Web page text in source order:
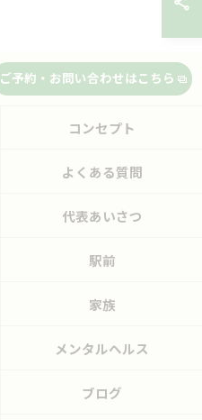
ご予約・お問い合わせはこちら
コンセプト
よくある質問
代表あいさつ
駅前
家族
メンタルヘルス
ブログ